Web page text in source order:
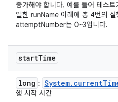
증가해야 합니다. 예를 들어 테스
일한 runName 아래에 총 4번의 실
attemptNumber는 0~3입니다.
startTime
long : System. current
행 시작 시간